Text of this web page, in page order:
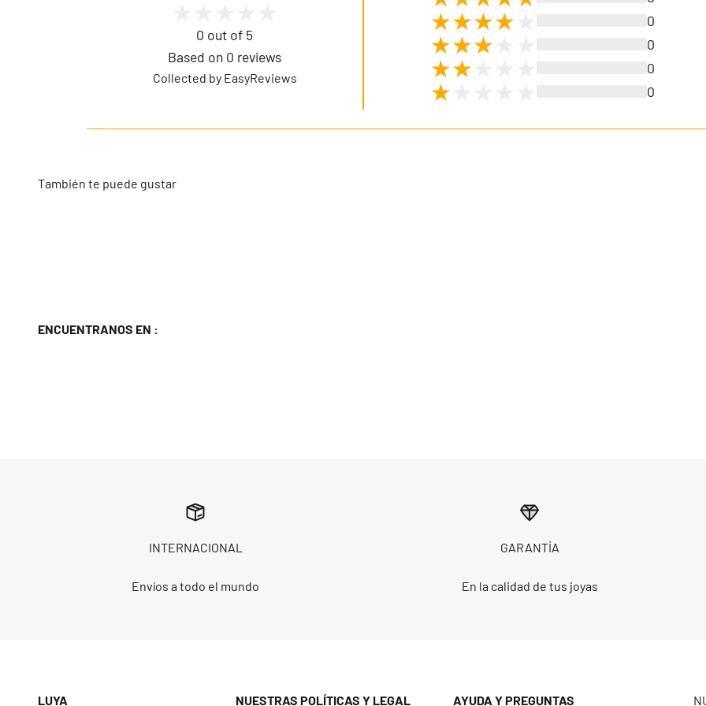
0 out of 5
Based on 0 reviews
Collected by EasyReviews
0
0
0
0
ENCUENTRANOS EN :
INTERNACIONAL
Envíos a todo el mundo
GARANTÍA
En la calidad de tus joyas
LUYA NUESTRAS POLÍTICAS Y LEGAL AYUDA Y PREGUNTAS